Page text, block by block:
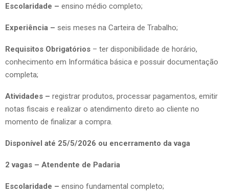
Escolaridade – ensino médio completo;
Experiência – seis meses na Carteira de Trabalho;
Requisitos Obrigatórios – ter disponibilidade de horário,
conhecimento em Informática básica e possuir documentação
completa;
Atividades – registrar produtos, processar pagamentos, emitir
notas fiscais e realizar o atendimento direto ao cliente no
momento de finalizar a compra.
Disponível até 25/5/2026 ou encerramento da vaga
2 vagas – Atendente de Padaria
Escolaridade – ensino fundamental completo;